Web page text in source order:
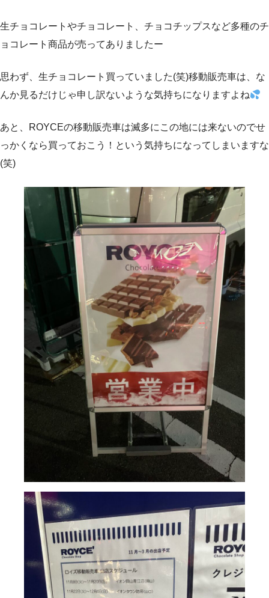
生チョコレートやチョコレート、チョコチップスなど多種のチ
ョコレート商品が売ってありましたー
思わず、生チョコレート買っていました(笑)移動販売車は、な
んか見るだけじゃ申し訳ないような気持ちになりますよね
あと、ROYCEの移動販売車は滅多にこの地には来ないのでせ
っかくなら買っておこう！という気持ちになってしまいますな
(笑)